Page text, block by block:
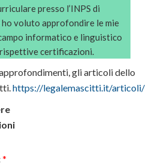
presso l’INPS di
voluto approfondire le mie
informatico e linguistico
certificazioni.
gli articoli dello
https://legalemascitti.it/articoli/
*